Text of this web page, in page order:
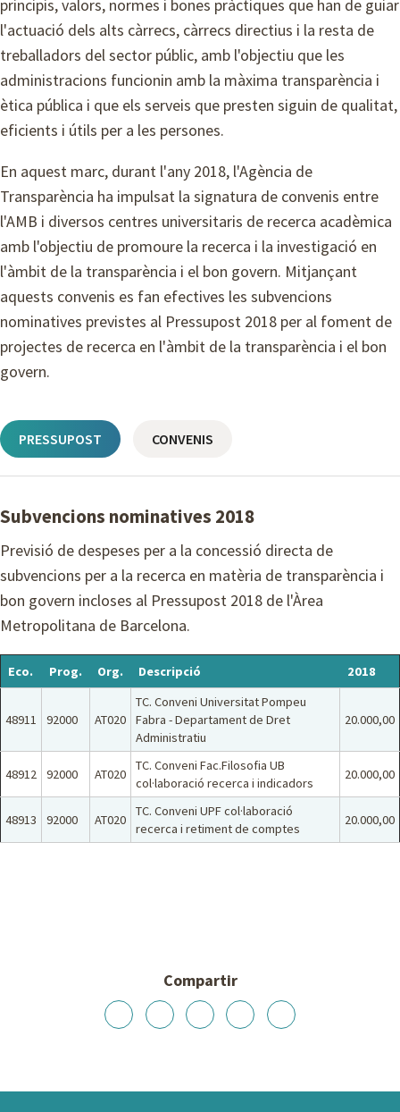
principis, valors, normes i bones pràctiques que han de guiar
l'actuació dels alts càrrecs, càrrecs directius i la resta de
treballadors del sector públic, amb l'objectiu que les
administracions funcionin amb la màxima transparència i
ètica pública i que els serveis que presten siguin de qualitat,
eficients i útils per a les persones.
En aquest marc, durant l'any 2018, l'Agència de
Transparència ha impulsat la signatura de convenis entre
l'AMB i diversos centres universitaris de recerca acadèmica
amb l'objectiu de promoure la recerca i la investigació en
l'àmbit de la transparència i el bon govern. Mitjançant
aquests convenis es fan efectives les subvencions
nominatives previstes al Pressupost 2018 per al foment de
projectes de recerca en l'àmbit de la transparència i el bon
govern.
PRESSUPOST CONVENIS
Subvencions nominatives 2018
Previsió de despeses per a la concessió directa de
subvencions per a la recerca en matèria de transparència i
bon govern incloses al Pressupost 2018 de l'Àrea
Metropolitana de Barcelona.
Eco. Prog. Org. Descripció 2018
48911 92000 AT020
TC. Conveni Universitat Pompeu
Fabra - Departament de Dret
Administratiu
20.000,00
48912 92000 AT020
TC. Conveni Fac.Filosofia UB
col·laboració recerca i indicadors
20.000,00
48913 92000 AT020
TC. Conveni UPF col·laboració
recerca i retiment de comptes
20.000,00
Compartir